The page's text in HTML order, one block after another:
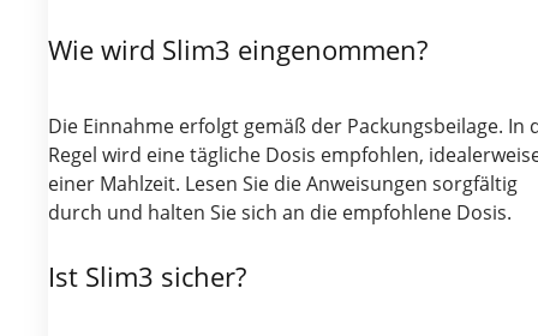
Wie wird Slim3 eingenommen?
Die Einnahme erfolgt gemäß der Packungsbeilage. In
Regel wird eine tägliche Dosis empfohlen,
einer Mahlzeit. Lesen Sie die Anweisungen sorgfältig
durch und halten Sie sich an die empfohlene Dosis.
Ist Slim3 sicher?